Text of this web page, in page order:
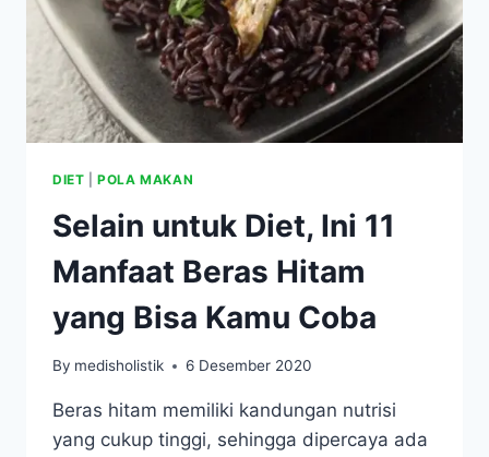
DIET |POLA MAKAN
Selain untuk Diet, Ini 11
Manfaat Beras Hitam
yang Bisa Kamu Coba
By medisholistik 6 Desember 2020
Beras hitam memiliki kandungan nutrisi
yang cukup tinggi, sehingga dipercaya ada